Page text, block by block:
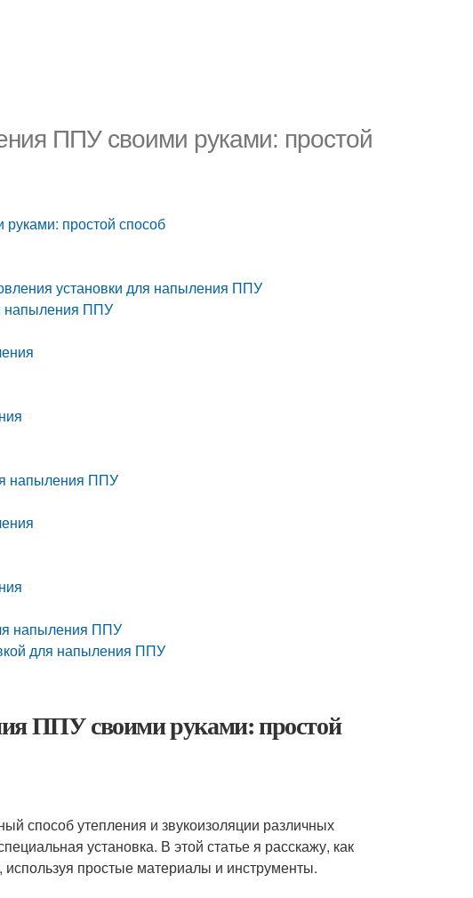
ППУ своими руками: простой
простой способ
установки для напыления ППУ
напыления ППУ
напыления ППУ
напыления ППУ
для напыления ППУ
ППУ своими руками: простой
способ утепления и звукоизоляции различных
установка. В этой статье я расскажу, как
простые материалы и инструменты.